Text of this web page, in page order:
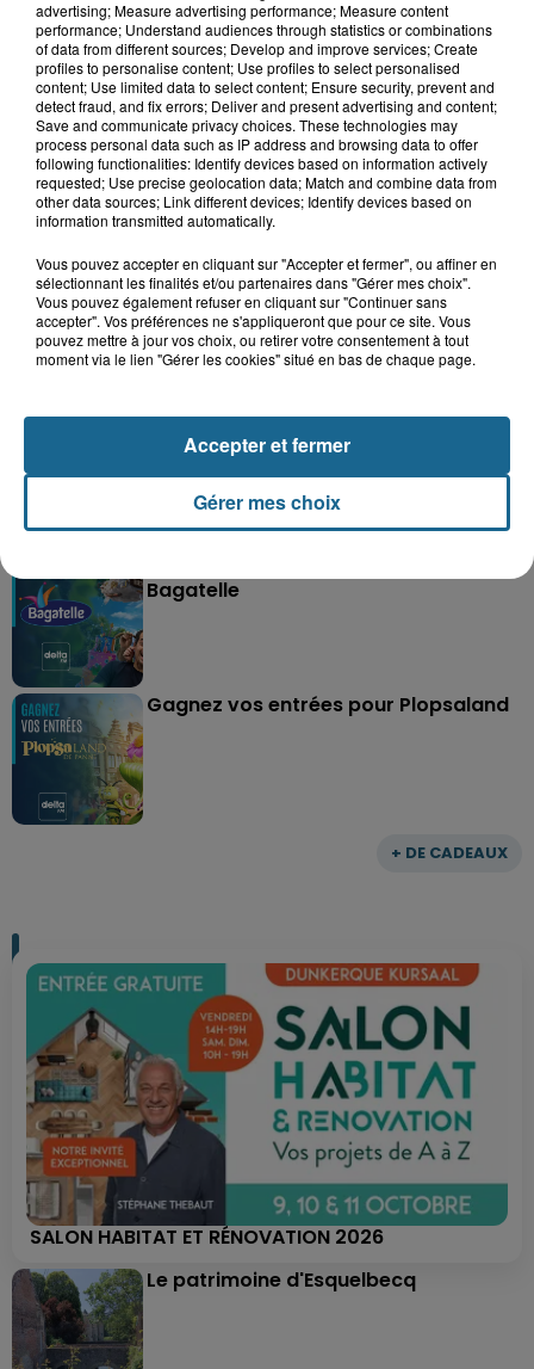
A GAGNER
+ DE CADEAUX
Parc
Bagatelle
Gagnez vos entrées pour Plopsaland
SALON HABITAT ET RÉNOVATION 2026
Le patrimoine d'Esquelbecq
advertising; Measure advertising performance; Measure content
performance; Understand audiences through statistics or combinations
of data from different sources; Develop and improve services; Create
profiles to personalise content; Use profiles to select personalised
content; Use limited data to select content; Ensure security, prevent and
detect fraud, and fix errors; Deliver and present advertising and content;
Save and communicate privacy choices. These technologies may
process personal data such as IP address and browsing data to offer
following functionalities: Identify devices based on information actively
requested; Use precise geolocation data; Match and combine data from
other data sources; Link different devices; Identify devices based on
information transmitted automatically.
Vous pouvez accepter en cliquant sur "Accepter et fermer", ou affiner en
sélectionnant les finalités et/ou partenaires dans "Gérer mes choix".
Vous pouvez également refuser en cliquant sur "Continuer sans
accepter". Vos préférences ne s'appliqueront que pour ce site. Vous
pouvez mettre à jour vos choix, ou retirer votre consentement à tout
moment via le lien "Gérer les cookies" situé en bas de chaque page.
Gérer mes choix
Accepter et fermer